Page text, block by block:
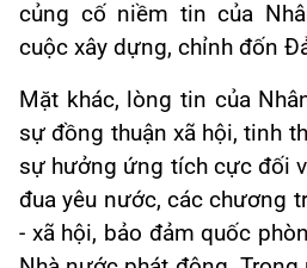
củng cố niềm tin của
cuộc xây dựng, chỉnh đốn
Mặt khác, lòng tin của
sự đồng thuận xã hội, tinh
sự hưởng ứng tích cực đối
đua yêu nước, các chương
- xã hội, bảo đảm quốc